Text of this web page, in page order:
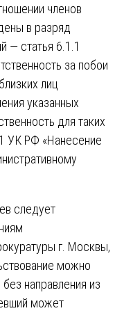
членов
в разряд
— статья 6.1.1
за побои
лиц
указанных
для таких
УК РФ «Нанесение
следует
г. Москвы,
можно
направления из
может